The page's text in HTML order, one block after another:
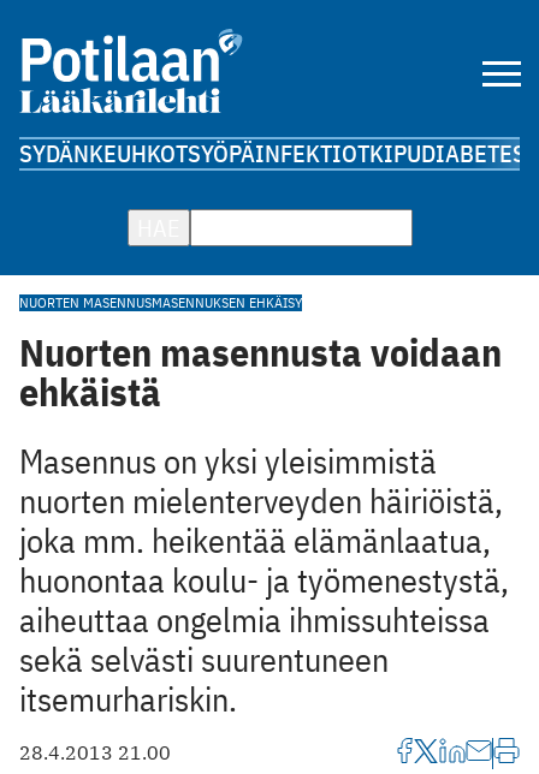
SYDÄNKEUHKOTSYÖPÄINFEKTIOTKIPUDIABETES
NUORTEN MASENNUSMASENNUKSEN EHKÄISY
Nuorten masennusta voidaan
ehkäistä
Masennus on yksi yleisimmistä
nuorten mielenterveyden häiriöistä,
joka mm. heikentää elämänlaatua,
huonontaa koulu- ja työmenestystä,
aiheuttaa ongelmia ihmissuhteissa
sekä selvästi suurentuneen
itsemurhariskin.
28.4.2013 21.00